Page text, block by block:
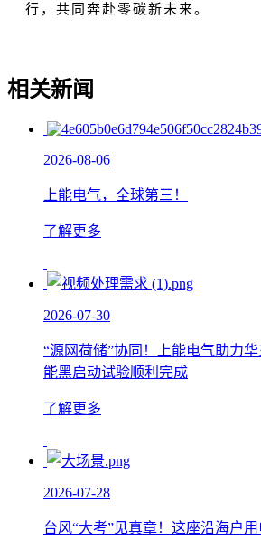
行，共同奔赴零碳新未来。
相关新闻
2026-08-06
上能电气，全球第三！
了解更多
2026-07-30
“源网荷储”协同！上能电气助力
能黑启动试验顺利完成
了解更多
2026-07-28
台风“大考”见真章！这座沿海户